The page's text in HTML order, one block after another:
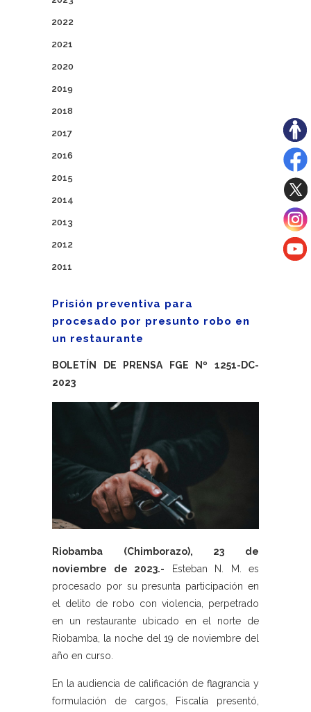
2022
2021
2020
2019
2018
2017
2016
2015
2014
2013
2012
2011
Prisión preventiva para
procesado por presunto robo en
un restaurante
BOLETÍN DE PRENSA FGE Nº 1251-DC-
2023
Riobamba (Chimborazo), 23 de
noviembre de 2023.- Esteban N. M. es
procesado por su presunta participación en
el delito de robo con violencia, perpetrado
en un restaurante ubicado en el norte de
Riobamba, la noche del 19 de noviembre del
año en curso.
En la audiencia de calificación de flagrancia y
formulación de cargos, Fiscalía presentó,